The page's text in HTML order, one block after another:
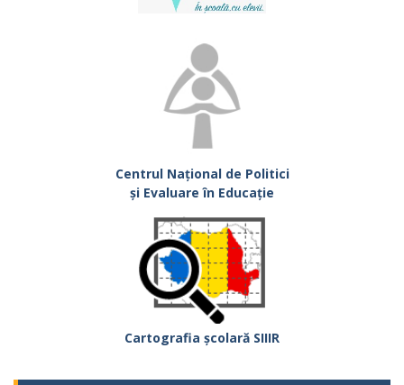
Centrul Național de Politici
și Evaluare în Educație
Cartografia școlară SIIIR